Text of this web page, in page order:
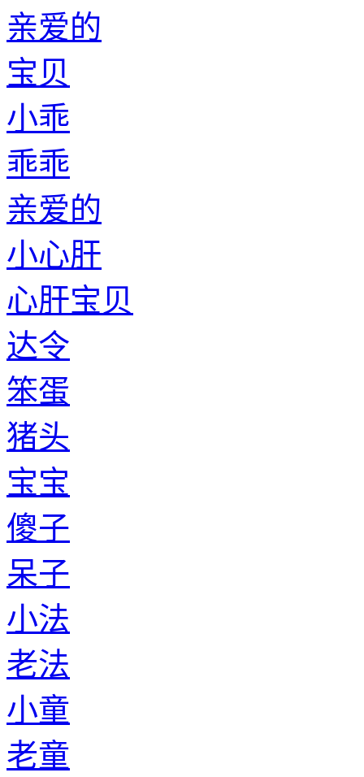
亲爱的
宝贝
小乖
乖乖
亲爱的
小心肝
心肝宝贝
达令
笨蛋
猪头
宝宝
傻子
呆子
小法
老法
小童
老童